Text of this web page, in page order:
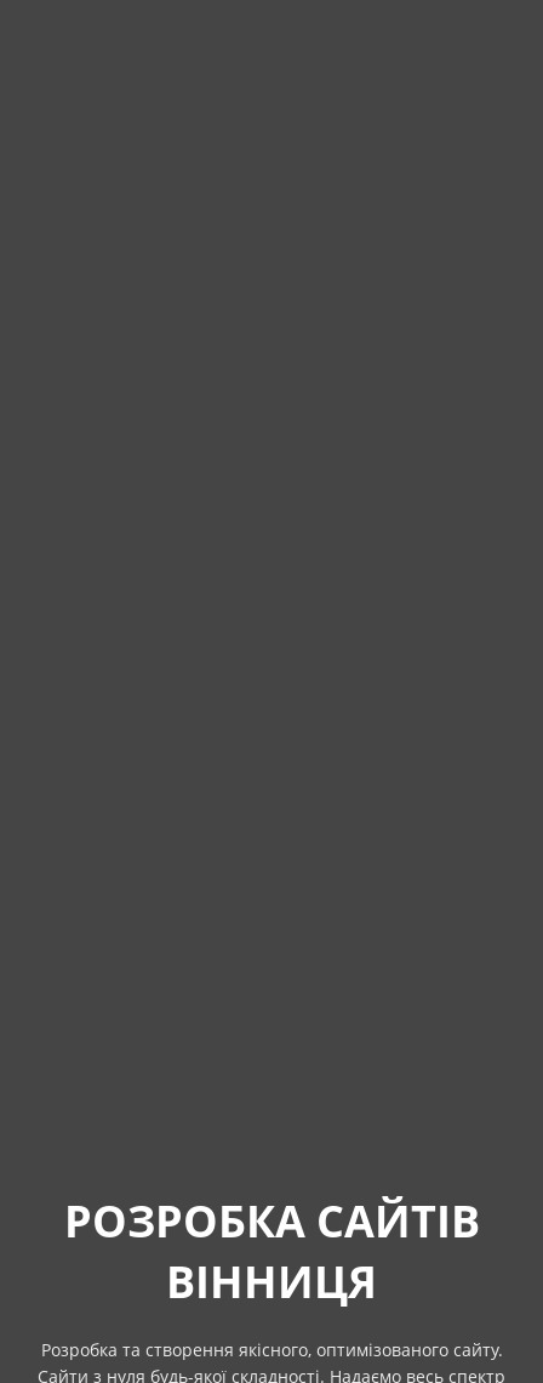
РОЗРОБКА САЙТІВ
ВІННИЦЯ
Розробка та створення якісного, оптимізованого сайту.
Сайти з нуля будь-якої складності. Надаємо весь спектр